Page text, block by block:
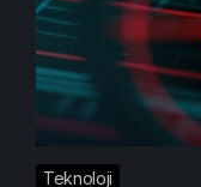
Teknoloji